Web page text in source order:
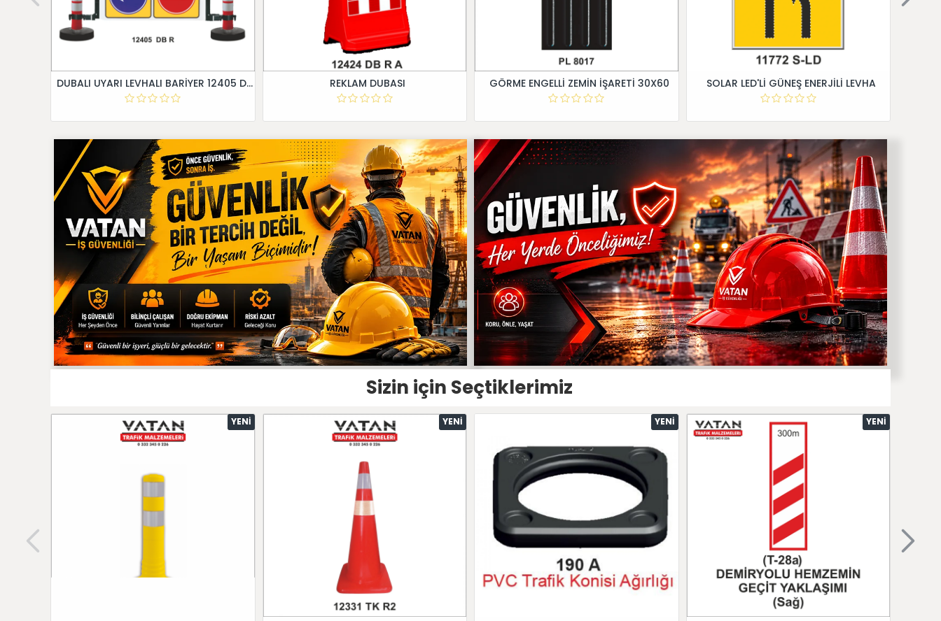
DUBALI UYARI LEVHALI BARİYER 12405 DB R REKLAM DUBASI GÖRME ENGELLİ ZEMİN İŞARETİ 30X60 SOLAR LED'Lİ GÜNEŞ ENERJİLİ LEVHA
Sizin için Seçtiklerimiz
YENI YENI YENI YENI